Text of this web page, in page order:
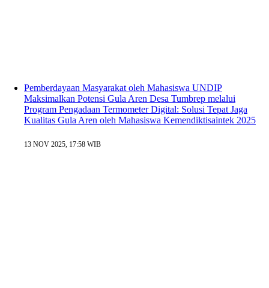
Pemberdayaan Masyarakat oleh Mahasiswa UNDIP
Maksimalkan Potensi Gula Aren Desa Tumbrep melalui
Program Pengadaan Termometer Digital: Solusi Tepat Jaga
Kualitas Gula Aren oleh Mahasiswa Kemendiktisaintek 2025
13 NOV 2025, 17:58 WIB